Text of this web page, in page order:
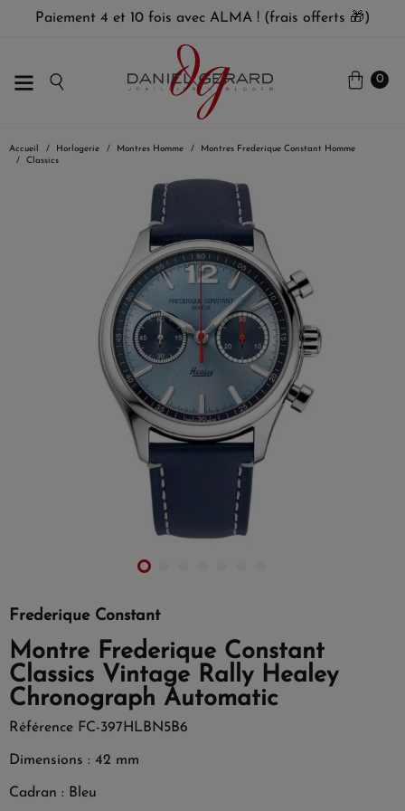
Paiement 4 et 10 fois avec ALMA ! (frais offerts 🎁)
0
Accueil Horlogerie Montres Homme
Montres Frederique Constant Homme
Classics
Frederique Constant
Montre Frederique Constant
Classics Vintage Rally Healey
Chronograph Automatic
Référence FC-397HLBN5B6
Dimensions : 42 mm
Cadran : Bleu